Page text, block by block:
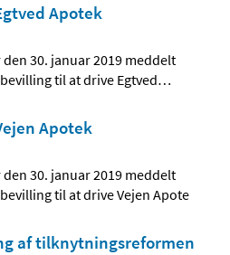
Apotek
30. januar 2019 meddelt
til at drive Egtved…
Apotek
30. januar 2019 meddelt
til at drive Vejen Apote
af tilknytningsreformen